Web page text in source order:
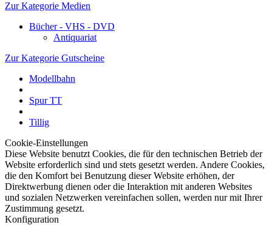
Zur Kategorie Medien
Bücher - VHS - DVD
Antiquariat
Zur Kategorie Gutscheine
Modellbahn
Spur TT
Tillig
Cookie-Einstellungen
Diese Website benutzt Cookies, die für den technischen Betrieb der
Website erforderlich sind und stets gesetzt werden. Andere Cookies,
die den Komfort bei Benutzung dieser Website erhöhen, der
Direktwerbung dienen oder die Interaktion mit anderen Websites
und sozialen Netzwerken vereinfachen sollen, werden nur mit Ihrer
Zustimmung gesetzt.
Konfiguration